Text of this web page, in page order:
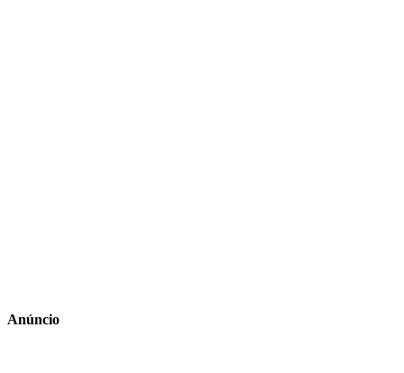
Anúncio